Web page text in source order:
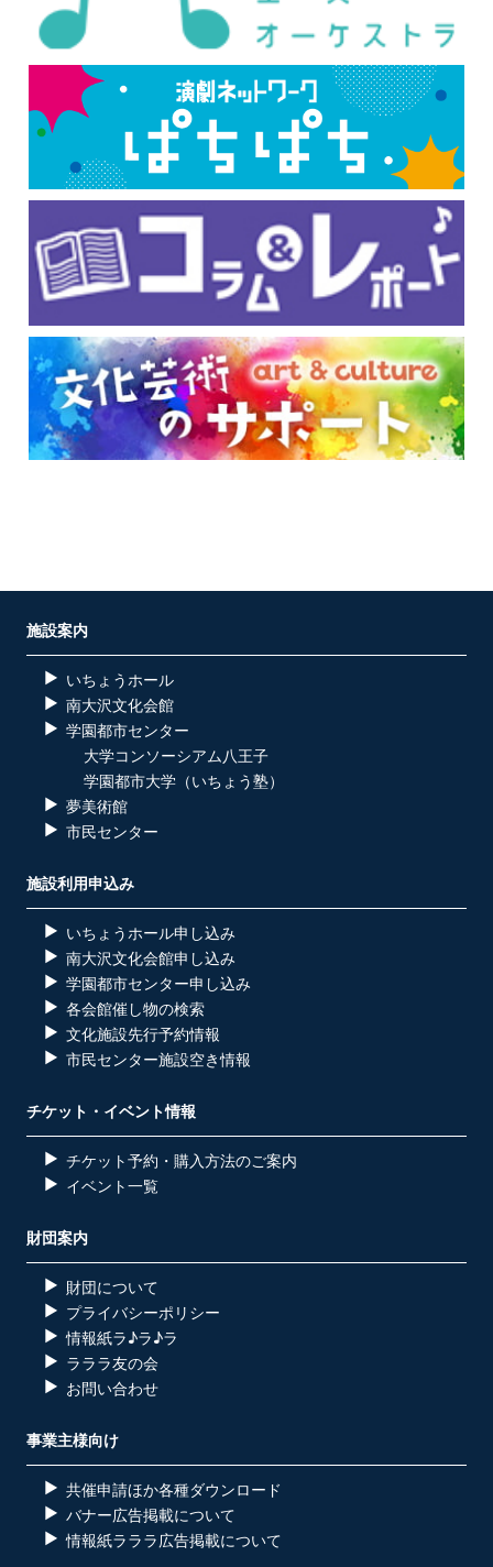
施設案内
いちょうホール
南大沢文化会館
学園都市センター
大学コンソーシアム八王子
学園都市大学（いちょう塾）
夢美術館
市民センター
施設利用申込み
いちょうホール申し込み
南大沢文化会館申し込み
学園都市センター申し込み
各会館催し物の検索
文化施設先行予約情報
市民センター施設空き情報
チケット・イベント情報
チケット予約・購入方法のご案内
イベント一覧
財団案内
財団について
プライバシーポリシー
情報紙ラ♪ラ♪ラ
ラララ友の会
お問い合わせ
事業主様向け
共催申請ほか各種ダウンロード
バナー広告掲載について
情報紙ラララ広告掲載について